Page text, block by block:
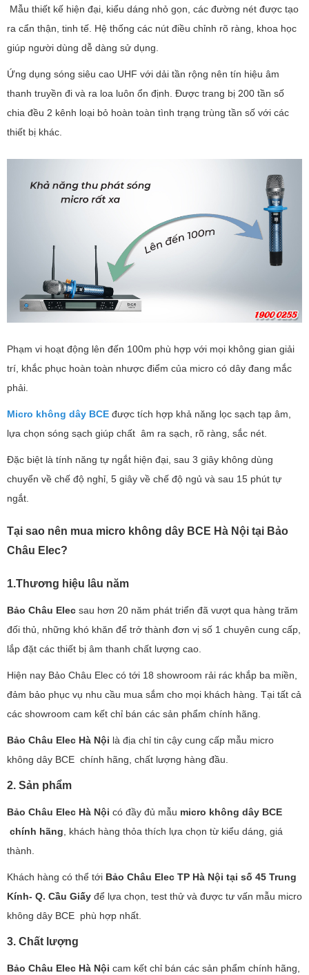
Mẫu thiết kế hiện đại, kiểu dáng nhỏ gọn, các đường nét được tạo
ra cẩn thận, tinh tế. Hệ thống các nút điều chỉnh rõ ràng, khoa học
giúp người dùng dễ dàng sử dụng.
Ứng dụng sóng siêu cao UHF với dải tần rộng nên tín hiệu âm
thanh truyền đi và ra loa luôn ổn định. Được trang bị 200 tần số
chia đều 2 kênh loại bỏ hoàn toàn tình trạng trùng tần số với các
thiết bị khác.
Phạm vi hoạt động lên đến 100m phù hợp với mọi không gian giải
trí, khắc phục hoàn toàn nhược điểm của micro có dây đang mắc
phải.
Micro không dây BCE được tích hợp khả năng lọc sạch tạp âm,
lựa chọn sóng sạch giúp chất âm ra sạch, rõ ràng, sắc nét.
Đặc biệt là tính năng tự ngắt hiện đại, sau 3 giây không dùng
chuyển về chế độ nghỉ, 5 giây về chế độ ngủ và sau 15 phút tự
ngắt.
Tại sao nên mua micro không dây BCE Hà Nội tại Bảo
Châu Elec?
1.Thương hiệu lâu năm
Bảo Châu Elec sau hơn 20 năm phát triển đã vượt qua hàng trăm
đối thủ, những khó khăn để trở thành đơn vị số 1 chuyên cung cấp,
lắp đặt các thiết bị âm thanh chất lượng cao.
Hiện nay Bảo Châu Elec có tới 18 showroom rải rác khắp ba miền,
đảm bảo phục vụ nhu cầu mua sắm cho mọi khách hàng. Tại tất cả
các showroom cam kết chỉ bán các sản phẩm chính hãng.
Bảo Châu Elec Hà Nội là địa chỉ tin cậy cung cấp mẫu micro
không dây BCE chính hãng, chất lượng hàng đầu.
2. Sản phẩm
Bảo Châu Elec Hà Nội có đầy đủ mẫu micro không dây BCE
chính hãng, khách hàng thỏa thích lựa chọn từ kiểu dáng, giá
thành.
Khách hàng có thể tới Bảo Châu Elec TP Hà Nội tại số 45 Trung
Kính- Q. Cầu Giấy để lựa chọn, test thử và được tư vấn mẫu micro
không dây BCE phù hợp nhất.
3. Chất lượng
Bảo Châu Elec Hà Nội cam kết chỉ bán các sản phẩm chính hãng,